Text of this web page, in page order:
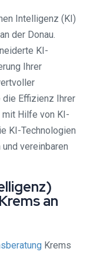
Intelligenz (KI)
der Donau.
KI-
Ihrer
die Effizienz Ihrer
mit Hilfe von KI-
KI-Technologien
und vereinbaren
an
Krems